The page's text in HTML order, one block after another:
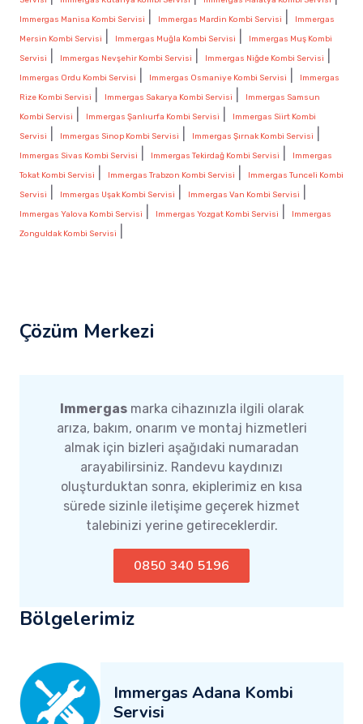
Immergas Manisa Kombi Servisi Immergas Mardin Kombi Servisi
Immergas
Mersin Kombi Servisi
Immergas Muğla Kombi Servisi
Immergas Muş Kombi
Servisi
Immergas Nevşehir Kombi Servisi Immergas Niğde Kombi Servisi
Immergas Ordu Kombi Servisi Immergas Osmaniye Kombi Servisi
Immergas
Rize Kombi Servisi
Immergas Sakarya Kombi Servisi
Immergas Samsun
Kombi Servisi
Immergas Şanlıurfa Kombi Servisi
Immergas Siirt Kombi
Servisi
Immergas Sinop Kombi Servisi Immergas Şırnak Kombi Servisi
Immergas Sivas Kombi Servisi Immergas Tekirdağ Kombi Servisi
Immergas
Tokat Kombi Servisi
Immergas Trabzon Kombi Servisi
Immergas Tunceli Kombi
Servisi
Immergas Uşak Kombi Servisi Immergas Van Kombi Servisi
Immergas Yalova Kombi Servisi Immergas Yozgat Kombi Servisi
Immergas
Zonguldak Kombi Servisi
Çözüm Merkezi
Immergasmarka cihazınızla ilgili olarak
arıza, bakım, onarım ve montaj hizmetleri
almak için bizleri aşağıdaki numaradan
arayabilirsiniz. Randevu kaydınızı
oluşturduktan sonra, ekiplerimiz en kısa
sürede sizinle iletişime geçerek hizmet
talebinizi yerine getireceklerdir.
0850 340 5196
Bölgelerimiz
Immergas Adana Kombi
Servisi